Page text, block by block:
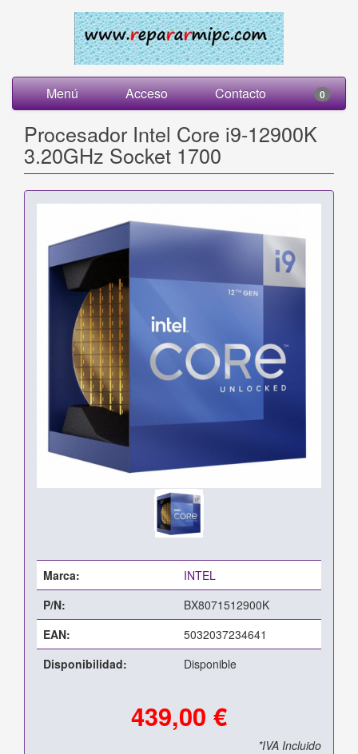
Menú Acceso Contacto 0
Procesador Intel Core i9-12900K
3.20GHz Socket 1700
Marca:
INTEL
P/N:
BX8071512900K
EAN:
5032037234641
Disponibilidad:
Disponible
439,00 €
*IVA Incluido